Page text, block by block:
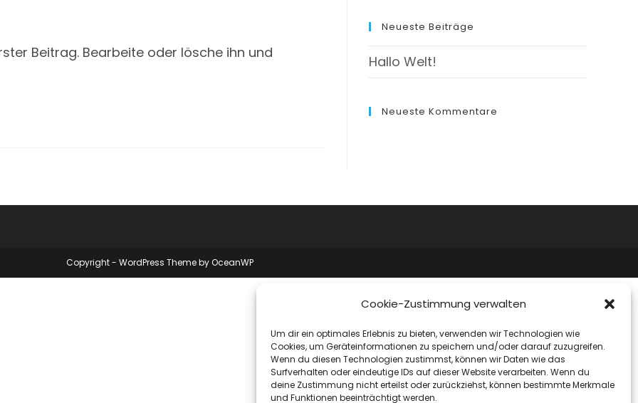
Cookie-Zustimmung verwalten
Um dir ein optimales Erlebnis zu bieten, verwenden wir Technologien wie
Cookies, um Geräteinformationen zu speichern und/oder darauf zuzugreifen.
Wenn du diesen Technologien zustimmst, können wir Daten wie das
Surfverhalten oder eindeutige IDs auf dieser Website verarbeiten. Wenn du
deine Zustimmung nicht erteilst oder zurückziehst, können bestimmte Merkmale
und Funktionen beeinträchtigt werden.
Beitrag. Bearbeite oder lösche ihn und
Neueste Beiträge
Hallo Welt!
Neueste Kommentare
Copyright - WordPress Theme by OceanWP